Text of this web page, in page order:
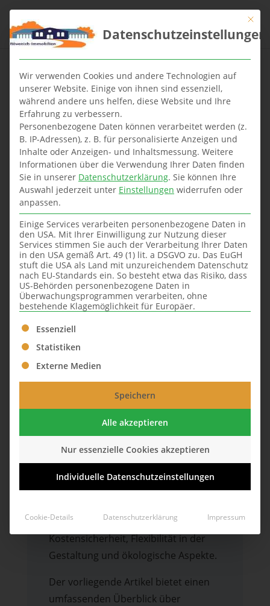
Fertighausbau:
Vorteile, Kosten &
Gestaltung
Fertighausbau leicht gemacht: Alles,
DerFertighausbau
zunehmend an Popularität und stellt
eine attraktive Alternative zum
konventionellen Massivhausbau dar.
Diese moderne Bauweise zeichnet
sich durch die Verwendung
vorgefertigter Bauelemente und eine
effiziente Planung aus, was den
beschleunigt. Zu den Vorteilen zählen
Kostensicherheit, Flexibilität in der
Gestaltung und ökologische Aspekte.
Der vorliegende Artikel bietet einen
umfassenden Überblick über
Mit
Datenschutzeinstellungen
Wir verwenden Cookies und andere Technologien auf
unserer Website. Einige von ihnen sind essenziell,
während andere uns helfen, diese Website und Ihre
Erfahrung zu verbessern.
Personenbezogene Daten können verarbeitet werden (z.
B. IP-Adressen), z. B. für personalisierte Anzeigen und
Inhalte oder Anzeigen- und Inhaltsmessung. Weitere
Informationen über die Verwendung Ihrer Daten finden
Sie in unserer Datenschutzerklärung. Sie können Ihre
Auswahl jederzeit unter Einstellungen widerrufen oder
anpassen.
Einige Services verarbeiten personenbezogene Daten in
den USA. Mit Ihrer Einwilligung zur Nutzung dieser
Services stimmen Sie auch der Verarbeitung Ihrer Daten
in den USA gemäß Art. 49 (1) lit. a DSGVO zu. Das EuGH
stuft die USA als Land mit unzureichendem Datenschutz
nach EU-Standards ein. So besteht etwa das Risiko, dass
US-Behörden personenbezogene Daten in
Überwachungsprogrammen verarbeiten, ohne
bestehende Klagemöglichkeit für Europäer.
Es folgt eine Liste der Service-Gruppen, für die eine
Essenziell
Statistiken
Externe Medien
Speichern
Alle akzeptieren
Nur essenzielle Cookies akzeptieren
Individuelle Datenschutzeinstellungen
Cookie-Details Datenschutzerklärung Impressum